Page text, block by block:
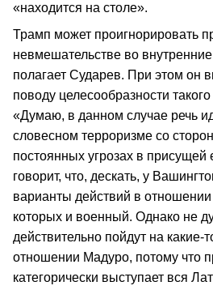
«находится на столе».
Трамп может проигнорировать
невмешательстве во
полагает Сударев. При этом он
поводу целесообразности
«Думаю, в данном случае речь
словесном терроризме со
постоянных угрозах в
говорит, что, дескать, у
варианты действий в
которых и военный. Однако не
действительно пойдут на
отношении Мадуро, потому что
категорически выступает вся